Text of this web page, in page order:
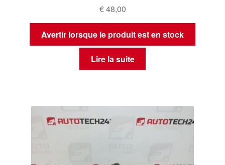
€48,00
Avertir lorsque le produit est en stock
Lire la suite